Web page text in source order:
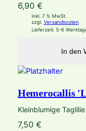
6,90 €
inkl. 7 % MwSt.
zzgl. Versandkosten
Lieferzeit: 5-6
In den
Hemerocallis
Kleinblumige Taglilie
7,50 €